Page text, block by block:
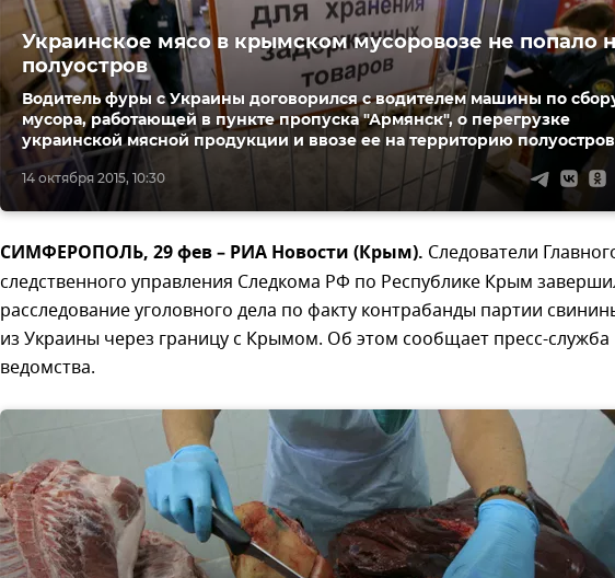
14 октября 2015, 10:30
Украинское мясо в крымском мусоровозе не попало
полуостров
Водитель фуры с Украины договорился с водителем машины по
мусора, работающей в пункте пропуска "Армянск", о перегрузке
украинской мясной продукции и ввозе ее на территорию
СИМФЕРОПОЛЬ, 29 фев – РИА Новости (Крым). Следователи
следственного управления Следкома РФ по Республике Крым
расследование уголовного дела по факту контрабанды партии
из Украины через границу с Крымом. Об этом сообщает пресс-служба
ведомства.